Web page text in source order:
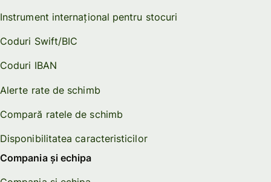
Instrument internațional pentru stocuri
Coduri Swift/BIC
Coduri IBAN
Alerte rate de schimb
Compară ratele de schimb
Disponibilitatea caracteristicilor
Compania și echipa